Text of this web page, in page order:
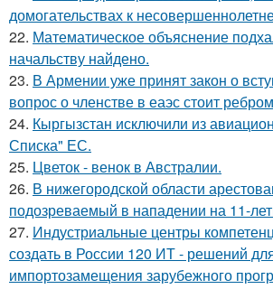
домогательствах к
22. Математическое объяснение
начальству найдено.
23. В Армении уже принят закон о
вопрос о членстве в еаэс стоит
24. Кыргызстан исключили из
Списка" ЕС.
25. Цветок - венок в Австралии.
26. В нижегородской области
подозреваемый в нападении на 11-
27. Индустриальные центры
создать в России 120 ИТ - решений
импортозамещения зарубежного